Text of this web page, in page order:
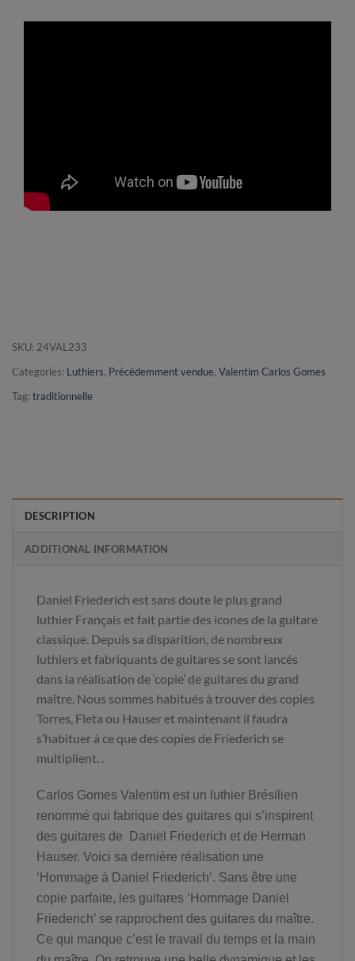
SKU: 24VAL233
Categories: Luthiers, Précédemment vendue, Valentim Carlos Gomes
Tag: traditionnelle
DESCRIPTION
ADDITIONAL INFORMATION
Daniel Friederich est sans doute le plus grand
luthier Français et fait partie des icones de la guitare
classique. Depuis sa disparition, de nombreux
luthiers et fabriquants de guitares se sont lancés
dans la réalisation de ‘copie’ de guitares du grand
maître. Nous sommes habitués à trouver des copies
Torres, Fleta ou Hauser et maintenant il faudra
s’habituer à ce que des copies de Friederich se
multiplient. .
Carlos Gomes Valentim est un luthier Brésilien
renommé qui fabrique des guitares qui s’inspirent
des guitares de Daniel Friederich et de Herman
Hauser. Voici sa dernière réalisation une
‘Hommage à Daniel Friederich’. Sans être une
copie parfaite, les guitares ‘Hommage Daniel
Friederich’ se rapprochent des guitares du maître.
Ce qui manque c’est le travail du temps et la main